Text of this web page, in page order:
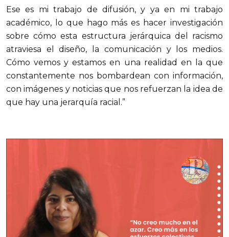
Ese es mi trabajo de difusión, y ya en mi trabajo
académico, lo que hago más es hacer investigación
sobre cómo esta estructura jerárquica del racismo
atraviesa el diseño, la comunicación y los medios.
Cómo vemos y estamos en una realidad en la que
constantemente nos bombardean con información,
con imágenes y noticias que nos refuerzan la idea de
que hay una jerarquía racial.”